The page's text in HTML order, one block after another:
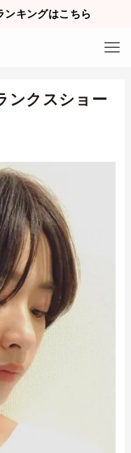
ンキングはこちら
ンクスショー